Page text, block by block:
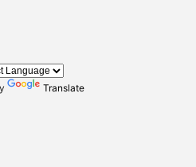
Translate